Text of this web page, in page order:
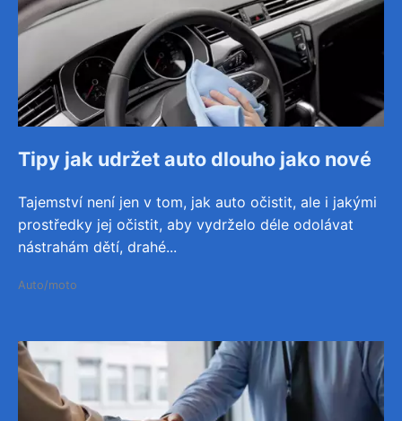
Tipy jak udržet auto dlouho jako nové
Tajemství není jen v tom, jak auto očistit, ale i jakými
prostředky jej očistit, aby vydrželo déle odolávat
nástrahám dětí, drahé...
Auto/moto